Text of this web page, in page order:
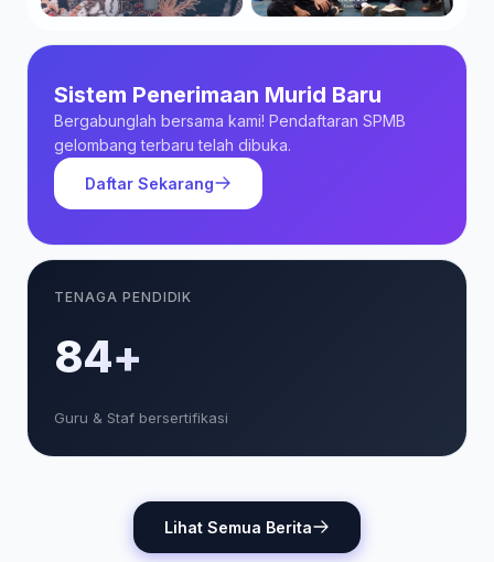
Sistem Penerimaan Murid Baru
Bergabunglah bersama kami! Pendaftaran SPMB
gelombang terbaru telah dibuka.
Daftar Sekarang
TENAGA PENDIDIK
85+
Guru & Staf bersertifikasi
Lihat Semua Berita